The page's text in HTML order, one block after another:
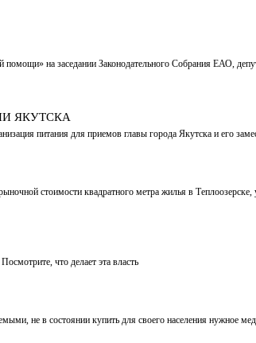
на заседании Законодательного Собрания ЕАО,
ЯКУТСКА
питания для приемов главы города Якутска и его
стоимости квадратного метра жилья в
что делает эта власть
не в состоянии купить для своего населения нужное